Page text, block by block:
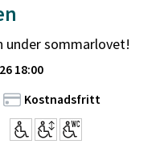
under sommarlovet!
18:00
Kostnadsfritt